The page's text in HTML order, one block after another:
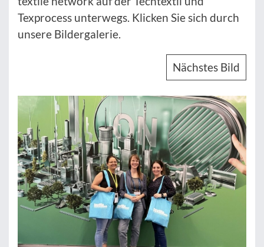
Texprocess unterwegs. Klicken Sie sich durch
unsere Bildergalerie.
Nächstes Bild